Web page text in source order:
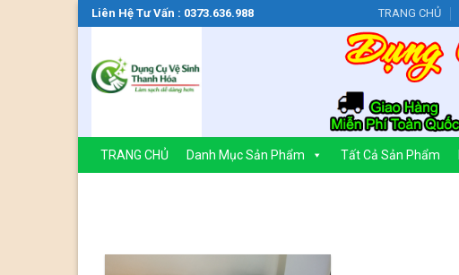
Bỏ
qua
dung
Liên Hệ Tư Vấn : 0373.636.988 TRANG CHỦ
TRANG CHỦ Danh Mục Sản Phẩm Tất Cả Sản Phẩm